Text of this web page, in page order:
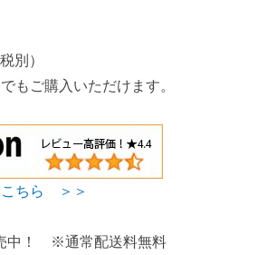
別）
もご購入いただけます。
こちら ＞＞
中！ ※通常配送料無料